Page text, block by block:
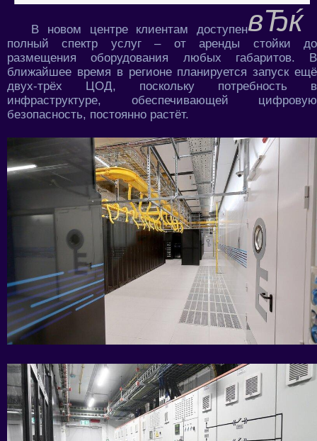
В новом центре клиентам доступен
полный спектр услуг – от аренды стойки до
размещения оборудования любых габаритов. В
ближайшее время в регионе планируется запуск ещё
двух-трёх ЦОД, поскольку потребность в
инфраструктуре, обеспечивающей цифровую
безопасность, постоянно растёт.